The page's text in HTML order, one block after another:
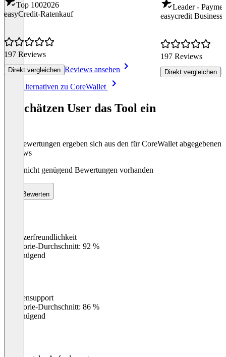
Top 1002026
easyCredit-Ratenkauf
197 Reviews
Direkt vergleichen Reviews ansehen
Leader -
easycredit Business
197 Reviews
Direkt vergleichen
Alle Alternativen zu CoreWallet
So schätzen User das Tool ein
Die Bewertungen ergeben sich aus den für CoreWallet abgegebenen
Reviews
Noch nicht genügend Bewertungen vorhanden
Bewerten
Benutzerfreundlichkeit
Kategorie-Durchschnitt: 92 %
Ungenügend
Kundensupport
Kategorie-Durchschnitt: 86 %
Ungenügend